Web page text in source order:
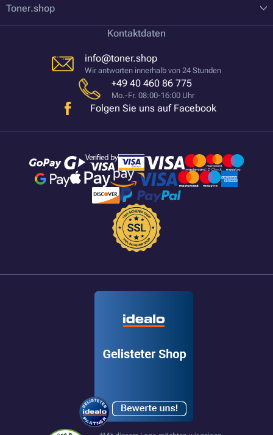
Toner.shop
Kontaktdaten
info@toner.shop
Wir antworten innerhalb von 24 Stunden
+49 40 460 86 775
Mo.-Fr. 08:00-16:00 Uhr
Folgen Sie uns auf Facebook